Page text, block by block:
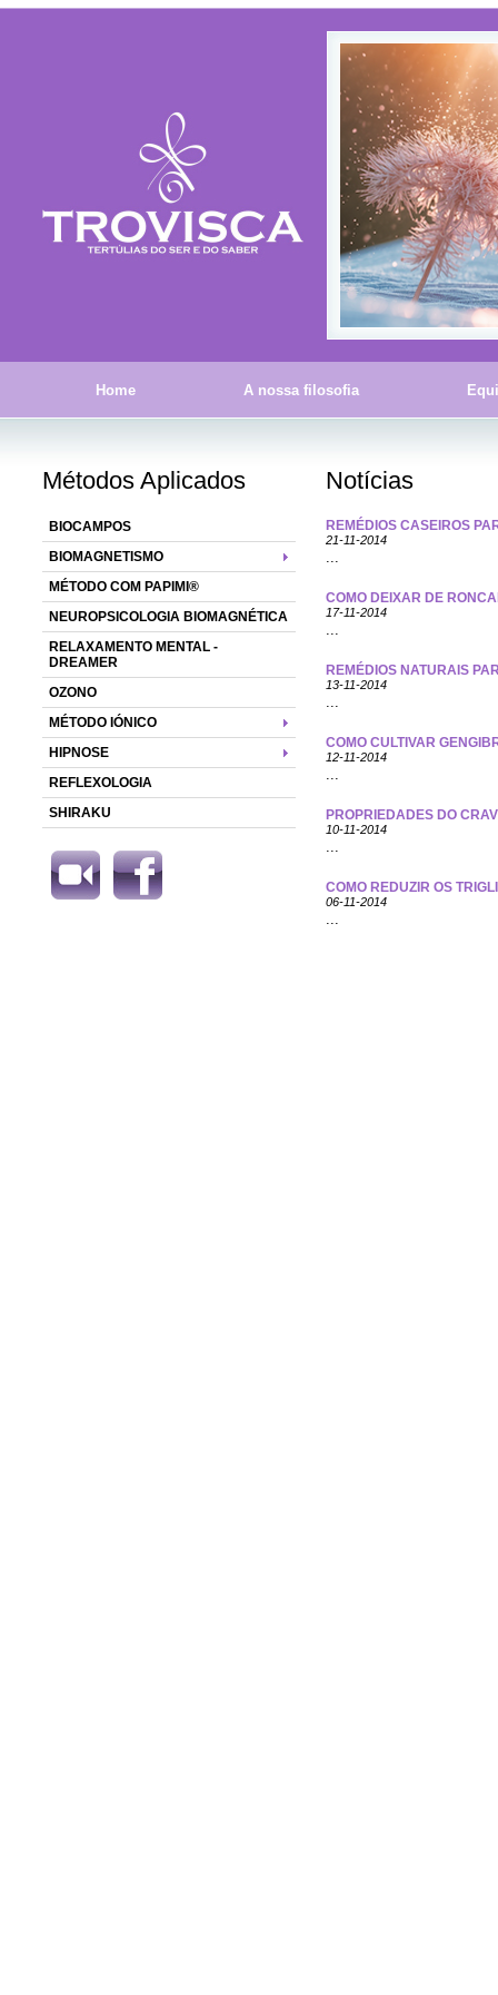
Home A nossa filosofia
Métodos Aplicados
BIOCAMPOS
BIOMAGNETISMO
MÉTODO COM PAPIMI®
NEUROPSICOLOGIA BIOMAGNÉTICA
RELAXAMENTO MENTAL -
DREAMER
OZONO
MÉTODO IÓNICO
HIPNOSE
REFLEXOLOGIA
SHIRAKU
Notícias
REMÉDIOS CASEIROS
21-11-2014
...
COMO DEIXAR DE
17-11-2014
...
REMÉDIOS NATURAIS
13-11-2014
...
COMO CULTIVAR
12-11-2014
...
PROPRIEDADES DO
10-11-2014
...
COMO REDUZIR OS
06-11-2014
...